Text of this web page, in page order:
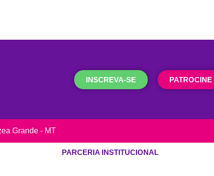
INSCREVA-SE PATROCINE
Grande - MT
PARCERIA INSTITUCIONAL